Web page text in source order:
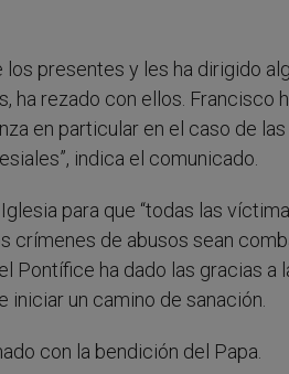
presentes y les ha dirigido
ha rezado con ellos. Francisco
en particular en el caso de
indica el comunicado.
para que “todas las
crímenes de abusos sean
Pontífice ha dado las gracias a
un camino de sanación.
con la bendición del Papa.